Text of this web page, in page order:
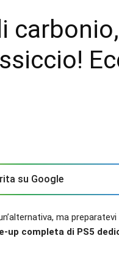
su Google
ma
up completa di PS5